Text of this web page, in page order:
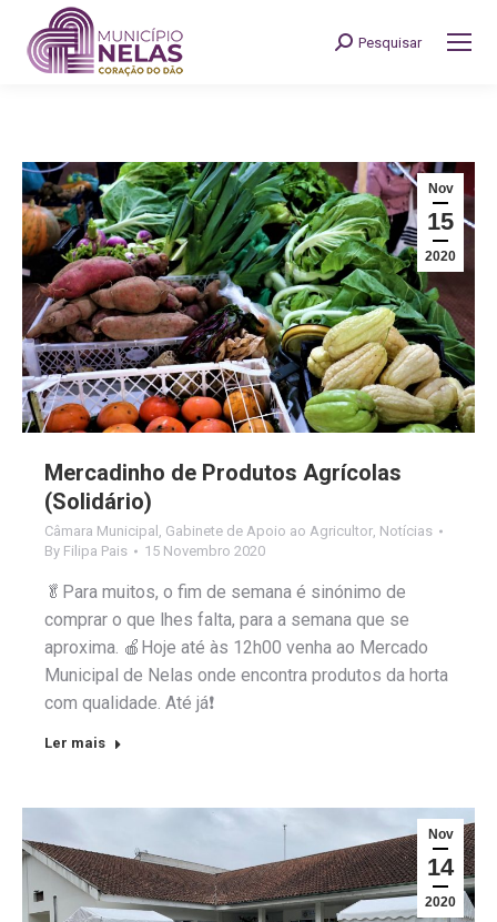
Search:
Pesquisar
Nov
15
2020
Mercadinho de Produtos Agrícolas
(Solidário)
Câmara Municipal , Gabinete de Apoio ao Agricultor, Notícias
By Filipa Pais 15 Novembro 2020
🥬Para muitos, o fim de semana é sinónimo de
comprar o que lhes falta, para a semana que se
aproxima. 🍎Hoje até às 12h00 venha ao Mercado
Municipal de Nelas onde encontra produtos da horta
com qualidade. Até já❗
Ler mais
Nov
14
2020